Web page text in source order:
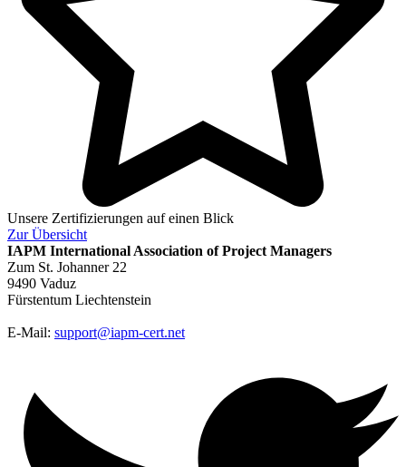
Unsere Zertifizierungen auf einen Blick
ZurÜbersicht
IAPM International Association of Project Managers
Zum St. Johanner 22
9490 Vaduz
Fürstentum Liechtenstein
E-Mail: support@iapm-cert.net